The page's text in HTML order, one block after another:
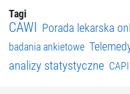
Tagi
CAWI Porada lekarska
badania ankietowe
analizy statystyczne CAPI